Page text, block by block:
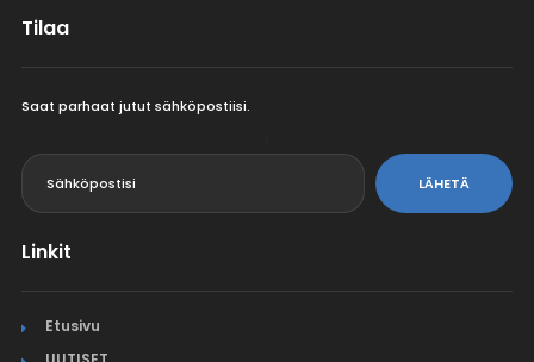
Tilaa
Saat parhaat jutut sähköpostiisi.
LÄHETÄ
Linkit
Etusivu